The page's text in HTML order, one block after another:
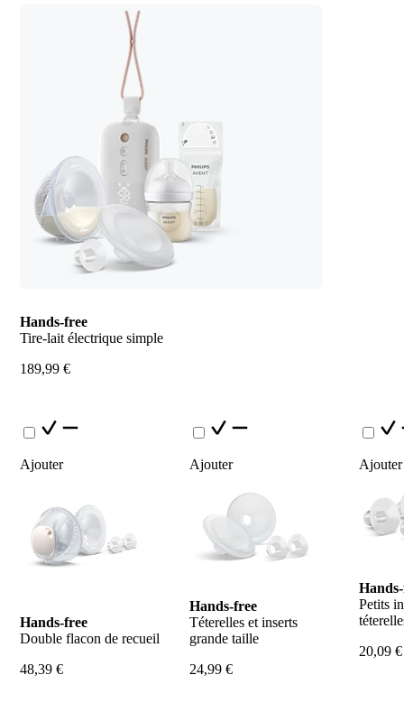
Hands-free
Tire-lait électrique simple
189,99 €
Ajouter
Hands-free
Double flacon de recueil
48,39 €
Ajouter
Hands-free
Téterelles et inserts
grande taille
24,99 €
Ajouter
Petits
20,09 €